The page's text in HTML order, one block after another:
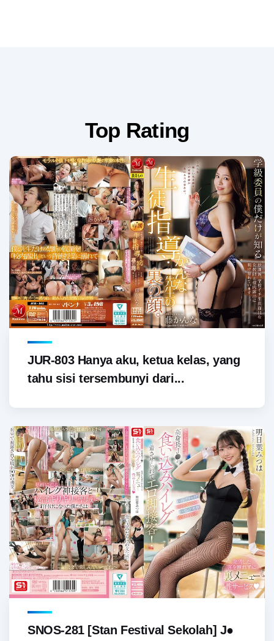
Top Rating
JUR-803 Hanya aku, ketua kelas, yang
tahu sisi tersembunyi dari...
SNOS-281 [Stan Festival Sekolah] J●